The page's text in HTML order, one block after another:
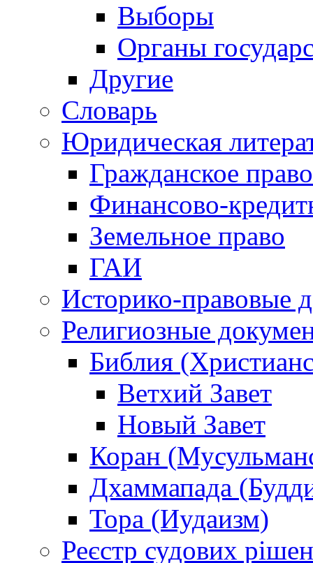
Выборы
Органы
Другие
Словарь
Юридическая
Гражданское право
Финансово-
Земельное право
ГАИ
Историко-правовые
Религиозные
Библия
Ветхий Завет
Новый Завет
Коран
Дхаммапада
Тора (Иудаизм)
Реєстр судових